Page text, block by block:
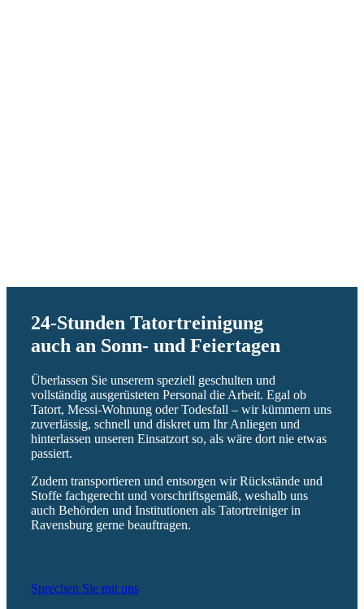
24-Stunden Tatortreinigung
auch an Sonn- und Feiertagen
Überlassen Sie unserem speziell geschulten und
vollständig ausgerüsteten Personal die Arbeit. Egal ob
Tatort, Messi-Wohnung oder Todesfall – wir kümmern uns
zuverlässig, schnell und diskret um Ihr Anliegen und
hinterlassen unseren Einsatzort so, als wäre dort nie etwas
passiert.
Zudem transportieren und entsorgen wir Rückstände und
Stoffe fachgerecht und vorschriftsgemäß, weshalb uns
auch Behörden und Institutionen als Tatortreiniger in
Ravensburg gerne beauftragen.
Sprechen Sie mit uns